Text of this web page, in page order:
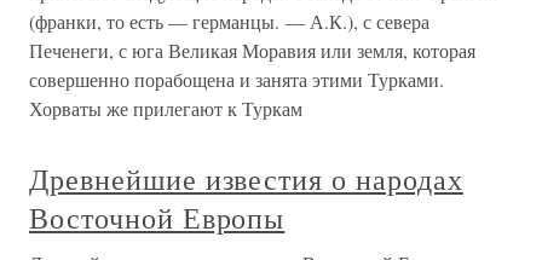
(франки, то есть — германцы. — А.К.), с севера
Печенеги, с юга Великая Моравия или земля, которая
совершенно порабощена и занята этими Турками.
Хорваты же прилегают к Туркам
Древнейшие известия о народах
Восточной Европы